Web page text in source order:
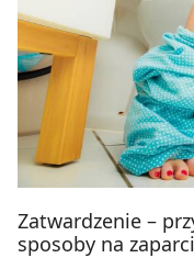
Zatwardzenie –
sposoby na